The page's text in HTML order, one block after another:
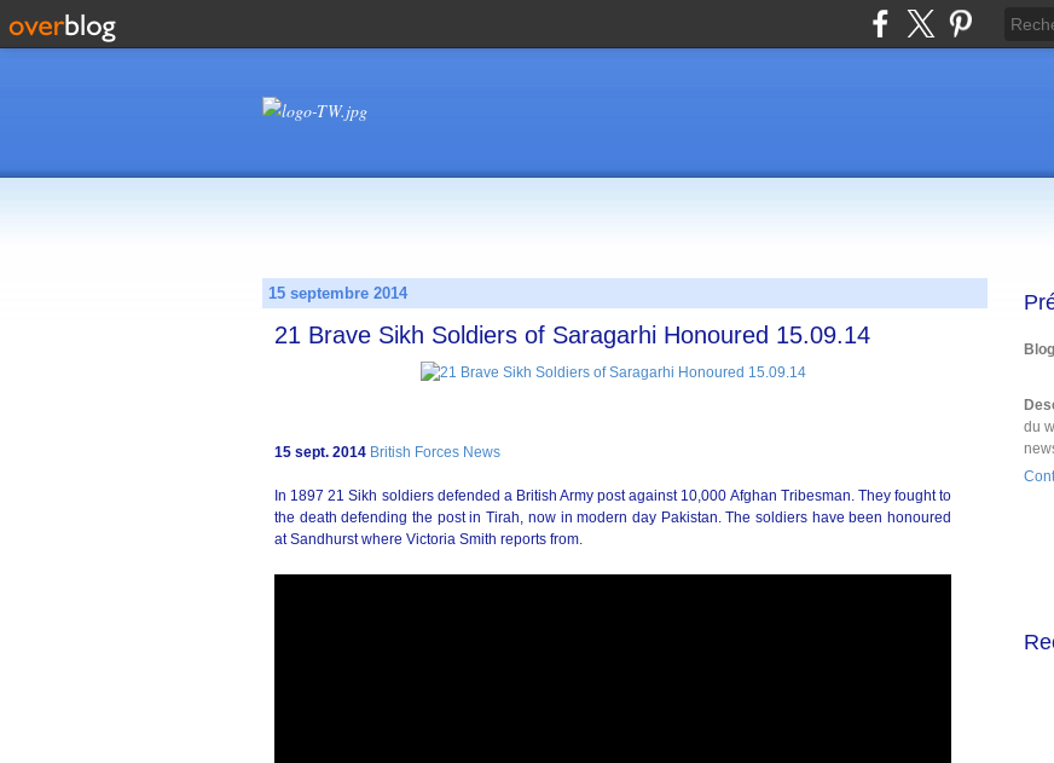
15 septembre 2014
21 Brave Sikh Soldiers of Saragarhi Honoured 15.09.14
15 sept. 2014 British Forces News
In 1897 21 Sikh soldiers defended a British Army post against 10,000 Afghan Tribesman. They fought to
the death defending the post in Tirah, now in modern day Pakistan. The soldiers have been honoured
at Sandhurst where Victoria Smith reports from.
Blog
du